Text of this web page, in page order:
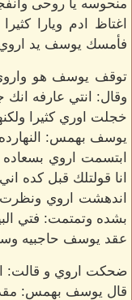
منحوسه يا روحى
اغتاظ ادم ويارا
فأمسك يوسف يد
توقف يوسف هو واروي
وقال: انتي عارفه انك
خجلت اوري كثيرا
يوسف بهمس: النهارده
ابتسمت اروي
انا قولتلك قبل
اندهشت اروي
بشده وتمتمت: فتي
عقد يوسف حاجبيه
ضحكت اروي و قالت:
قال يوسف بهمس: